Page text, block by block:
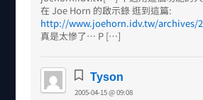
在 Joe Horn 的啟示錄 逛到這篇:
http://www.joehorn.idv.tw/archives/
真是太慘了… P […]
Tyson
2005-04-15 @ 09:08